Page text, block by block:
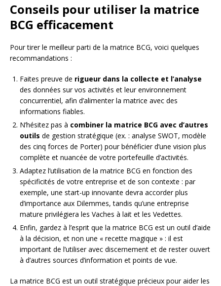
Conseils pour utiliser la matrice
BCG efficacement
Pour tirer le meilleur parti de la matrice BCG, voici quelques
recommandations :
Faites preuve de rigueur dans la collecte et l’analyse
des données sur vos activités et leur environnement
concurrentiel, afin d’alimenter la matrice avec des
informations fiables.
N’hésitez pas à combiner la matrice BCG avec d’autres
outils de gestion stratégique (ex. : analyse SWOT, modèle
des cinq forces de Porter) pour bénéficier d’une vision plus
complète et nuancée de votre portefeuille d’activités.
Adaptez l’utilisation de la matrice BCG en fonction des
spécificités de votre entreprise et de son contexte : par
exemple, une start-up innovante devra accorder plus
d’importance aux Dilemmes, tandis qu’une entreprise
mature privilégiera les Vaches à lait et les Vedettes.
Enfin, gardez à l’esprit que la matrice BCG est un outil d’aide
à la décision, et non une « recette magique » : il est
important de l’utiliser avec discernement et de rester ouvert
à d’autres sources d’information et points de vue.
La matrice BCG est un outil stratégique précieux pour aider les